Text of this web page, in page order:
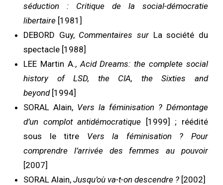
séduction : Critique de la social-démocratie
libertaire [1981]
DEBORD Guy, Commentaires sur La société du
spectacle [1988]
LEE Martin A., Acid Dreams: the complete social
history of LSD, the CIA, the Sixties and
beyond [1994]
SORAL Alain, Vers la féminisation ? Démontage
d’un complot antidémocratique [1999] ; réédité
sous le titre Vers la féminisation ? Pour
comprendre l’arrivée des femmes au pouvoir
[2007]
SORAL Alain, Jusqu’où va-t-on descendre ? [2002]